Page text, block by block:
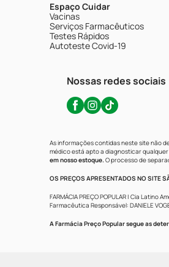
Espaço Cuidar
Vacinas
Serviços Farmacêuticos
Testes Rápidos
Autoteste Covid-19
Nossas redes sociais
As informações contidas neste site não
médico está apto a diagnosticar
em nosso estoque.O processo de
OS PREÇOS APRESENTADOS NO SITE
FARMÁCIA PREÇO POPULAR | Cia
Farmacêutica Responsável: DANIELE
A Farmácia Preço Popular segue as